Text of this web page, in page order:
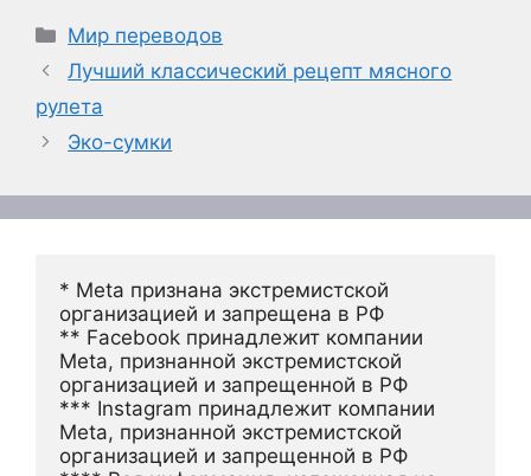
Рубрики
Мир переводов
Лучший классический рецепт мясного
рулета
Эко-сумки
* Meta признана экстремистской
организацией и запрещена в РФ
** Facebook принадлежит компании
Meta, признанной экстремистской
организацией и запрещенной в РФ
*** Instagram принадлежит компании
Meta, признанной экстремистской
организацией и запрещенной в РФ